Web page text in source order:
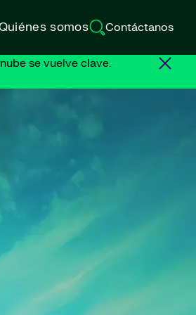
somos Contáctanos
se vuelve clave.